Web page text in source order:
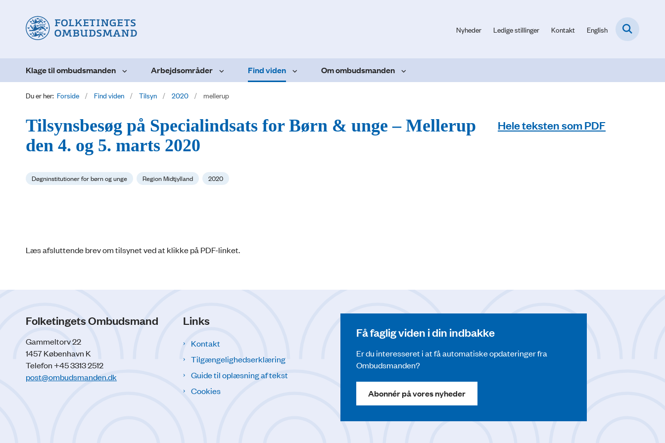
Nyheder Ledige stillinger Kontakt English
Klage til ombudsmanden Arbejdsområder Find viden Om ombudsmanden
Du er her: Forside Find viden Tilsyn 2020 mellerup
Tilsynsbesøg på Specialindsats for Børn & unge – Mellerup
den 4. og 5. marts 2020
Døgninstitutioner for børn og unge Region Midtjylland 2020
Læs afsluttende brev om tilsynet ved at klikke på PDF-linket.
Hele teksten som PDF
Folketingets Ombudsmand
Gammeltorv 22
1457 København K
Telefon +45 3313 2512
post@ombudsmanden.dk
Links
Kontakt
Tilgængelighedserklæring
Guide til oplæsning af tekst
Cookies
Få faglig viden i din indbakke
Er du interesseret i at få automatiske opdateringer fra
Ombudsmanden?
Abonnér på vores nyheder